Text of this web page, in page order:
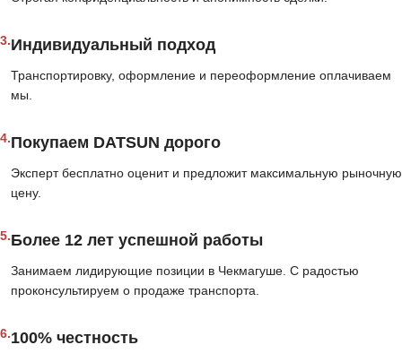
3.Индивидуальный подход
Транспортировку, оформление и переоформление оплачиваем
мы.
4.Покупаем DATSUN дорого
Эксперт бесплатно оценит и предложит максимальную рыночную
цену.
5.Более 12 лет успешной работы
Занимаем лидирующие позиции в Чекмагуше. С радостью
проконсультируем о продаже транспорта.
6.100% честность